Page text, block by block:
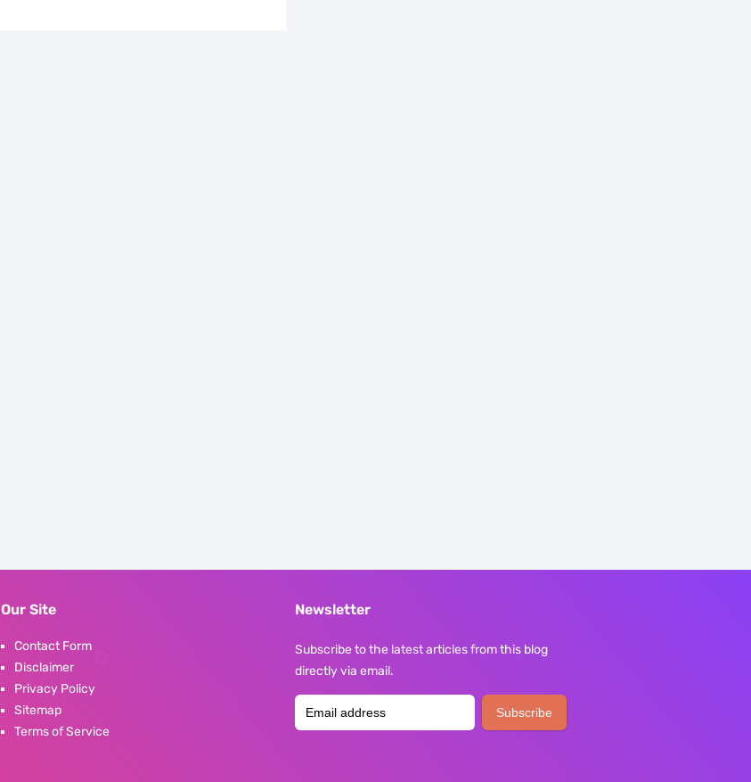
Our Site
Contact Form
Disclaimer
Privacy Policy
Sitemap
Terms of Service
Newsletter
Subscribe to the latest articles from this blog
directly via email.